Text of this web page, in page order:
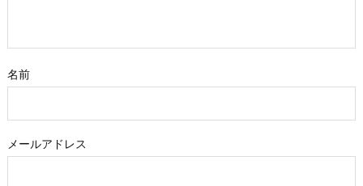
名前
メールアドレス